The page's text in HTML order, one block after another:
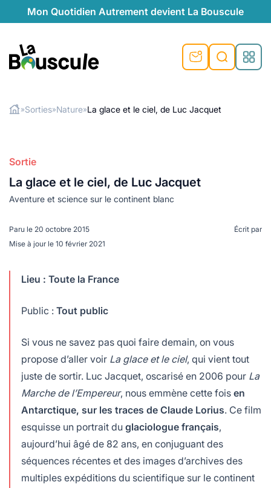
Mon Quotidien Autrement devient La Bouscule
préventive
au naturel
locales
plus de recyclage
responsables
saison
»Sorties»Nature»La glace et le ciel, de Luc Jacquet
Sortie
La glace et le ciel, de Luc Jacquet
Aventure et science sur le continent blanc
Paru le 20 octobre 2015
Mise à jour le 10 février 2021
Écrit par
Lieu : Toute la France
Public : Tout public
Si vous ne savez pas quoi faire demain, on vous
propose d’aller voir La glace et le ciel, qui vient tout
juste de sortir. Luc Jacquet, oscarisé en 2006 pour La
Marche de l’Empereur, nous emmène cette fois en
Antarctique, sur les traces de Claude Lorius. Ce film
esquisse un portrait du glaciologue français,
aujourd’hui âgé de 82 ans, en conjuguant des
séquences récentes et des images d’archives des
multiples expéditions du scientifique sur le continent